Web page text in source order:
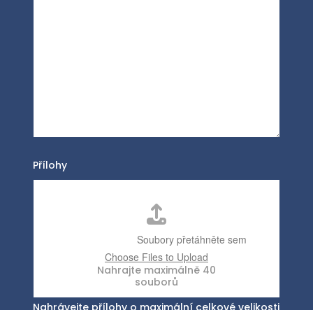
Přílohy
Nahrávejte přílohy o maximální celkové velikosti